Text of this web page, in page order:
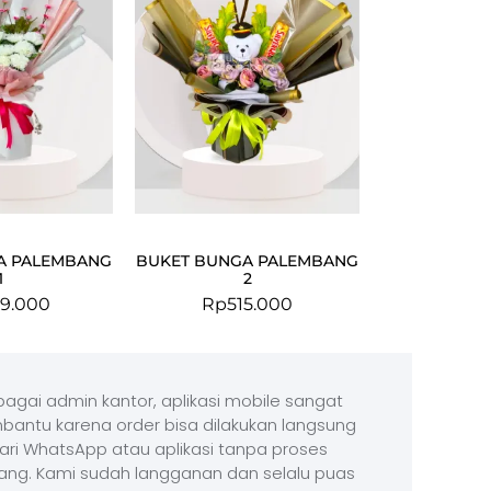
PALEMBANG
BUKET BUNGA PALEMBANG
2
Rp515.000
admin kantor, aplikasi mobile sangat
karena order bisa dilakukan langsung
WhatsApp atau aplikasi tanpa proses
Kami sudah langganan dan selalu puas